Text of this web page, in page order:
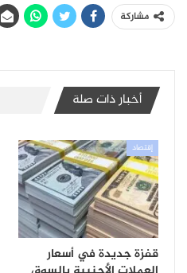
مشاركة
أخبار ذات صلة
إقتصاد
قفزة جديدة في أسعار